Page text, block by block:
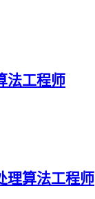
法工程师
理算法工程师